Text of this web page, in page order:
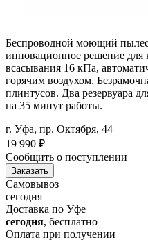
Беспроводной моющий
инновационное решение
всасывания 16 кПа,
горячим воздухом.
плинтусов. Два резервуара
на 35 минут работы.
г. Уфа, пр. Октября, 44
19 990 ₽
Сообщить о поступлении
Заказать
Самовывоз
сегодня
Доставка по Уфе
сегодня, бесплатно
Оплата при получении